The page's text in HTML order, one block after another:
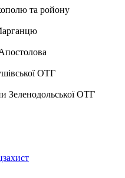
та ройону
ОТГ
Зеленодольської ОТГ